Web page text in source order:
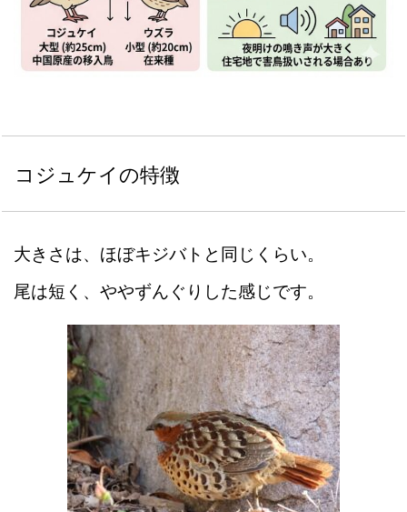
コジュケイの特徴
大きさは、ほぼキジバトと同じくらい。
尾は短く、ややずんぐりした感じです。